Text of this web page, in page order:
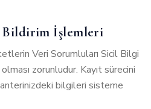
Bildirim İşlemleri
Veri Sorumluları Sicil Bilgi
zorunludur. Kayıt sürecini
bilgileri sisteme